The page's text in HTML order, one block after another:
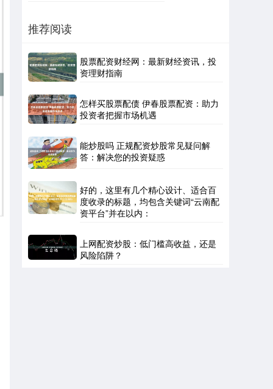
推荐阅读
股票配资财经网：最新财经资讯，投
资理财指南
怎样买股票配债 伊春股票配资：助力
投资者把握市场机遇
能炒股吗 正规配资炒股常见疑问解
答：解决您的投资疑惑
好的，这里有几个精心设计、适合百
度收录的标题，均包含关键词“云南配
资平台”并在以内：
上网配资炒股：低门槛高收益，还是
风险陷阱？